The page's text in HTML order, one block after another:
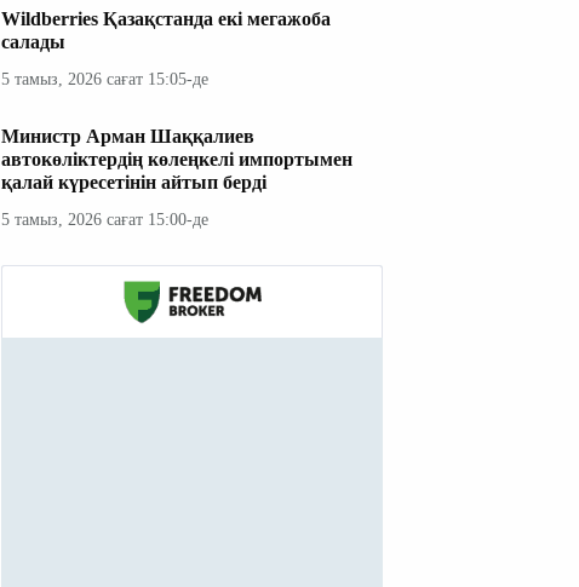
Wildberries Қазақстанда екі мегажоба
салады
5 тамыз, 2026 сағат 15:05-де
Министр Арман Шаққалиев
автокөліктердің көлеңкелі импортымен
қалай күресетінін айтып берді
5 тамыз, 2026 сағат 15:00-де